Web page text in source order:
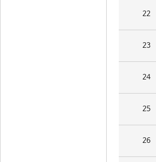
22
23
24
25
26